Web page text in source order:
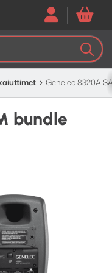
Genelec 8320A
bundle